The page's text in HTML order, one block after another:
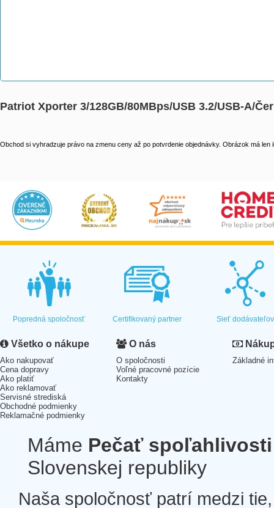
Patriot Xporter 3/128GB/80MBps/USB 3.2/USB-A/
Obchod si vyhradzuje právo na zmenu ceny až po potvrdenie objednávky. Obrázok má len
Popredná spoločnosť Certifikovaný partner Sieť dodávateľov
Všetko o nákupe
Ako nakupovať
Cena dopravy
Ako platiť
Ako reklamovať
Servisné strediská
Obchodné podmienky
Reklamačné podmienky
O nás
O spoločnosti
Voľné pracovné pozície
Kontakty
Základné
Máme Pečať spoľahlivosti
Slovenskej republiky
Naša spoločnosť patrí medzi